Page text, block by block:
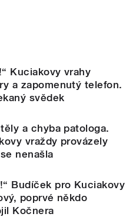
Kuciakovy vrahy
a zapomenutý telefon.
svědek
a chyba patologa.
vraždy provázely
nenašla
Budíček pro Kuciakovy
poprvé někdo
Kočnera